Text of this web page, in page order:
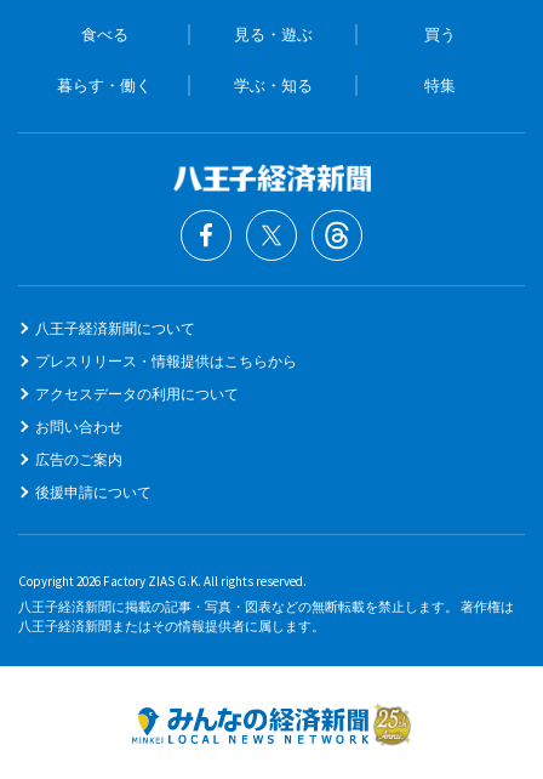
食べる 見る・遊ぶ 買う
暮らす・働く 学ぶ・知る 特集
八王子経済新聞について
プレスリリース・情報提供はこちらから
アクセスデータの利用について
お問い合わせ
広告のご案内
後援申請について
Copyright 2026 Factory ZIAS G.K. All rights reserved.
八王子経済新聞に掲載の記事・写真・図表などの無断転載を禁止します。 著作権は
八王子経済新聞またはその情報提供者に属します。